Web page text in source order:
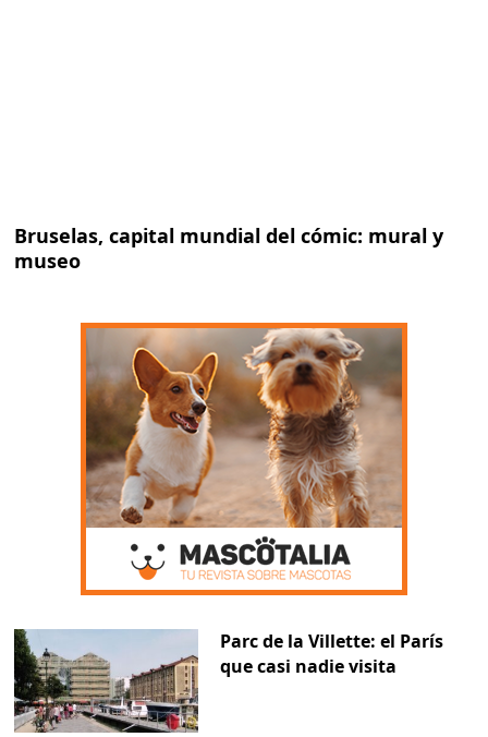
Bruselas, capital mundial del cómic: mural y
museo
Parc de la Villette: el París
que casi nadie visita